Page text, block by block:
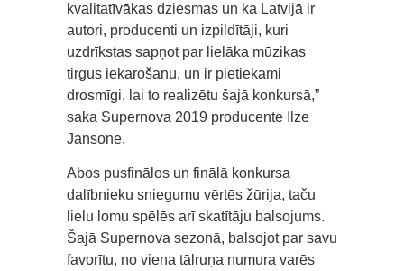
kvalitatīvākas dziesmas un ka Latvijā ir
autori, producenti un izpildītāji, kuri
uzdrīkstas sapņot par lielāka mūzikas
tirgus iekarošanu, un ir pietiekami
drosmīgi, lai to realizētu šajā konkursā,”
saka Supernova 2019 producente Ilze
Jansone.
Abos pusfinālos un finālā konkursa
dalībnieku sniegumu vērtēs žūrija, taču
lielu lomu spēlēs arī skatītāju balsojums.
Šajā Supernova sezonā, balsojot par savu
favorītu, no viena tālruņa numura varēs